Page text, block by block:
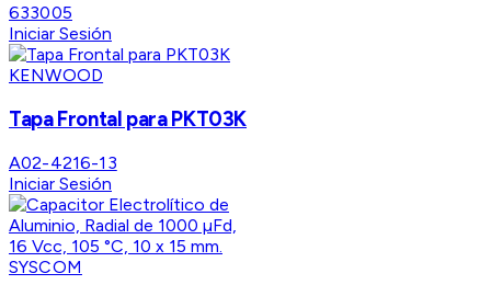
633005
Iniciar Sesión
KENWOOD
Tapa Frontal para PKT03K
A02-4216-13
Iniciar Sesión
SYSCOM